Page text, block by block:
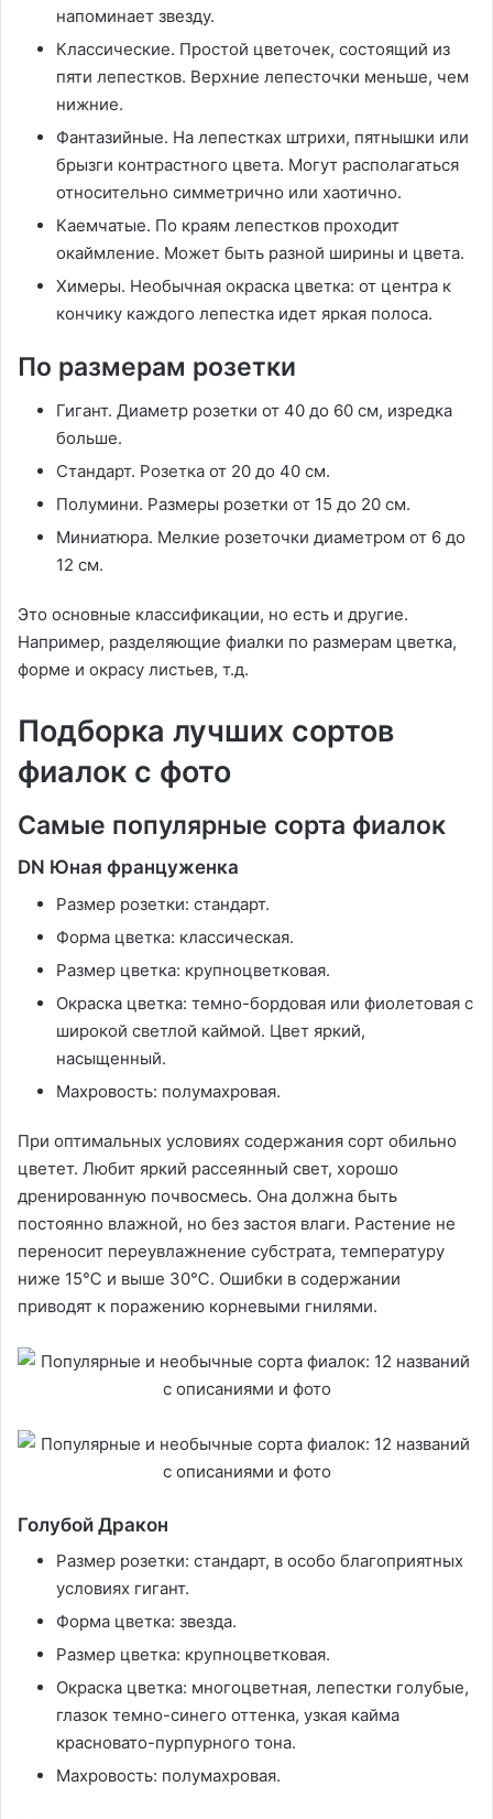
напоминает звезду.
Классические. Простой цветочек, состоящий из
пяти лепестков. Верхние лепесточки меньше, чем
нижние.
Фантазийные. На лепестках штрихи, пятнышки или
брызги контрастного цвета. Могут располагаться
относительно симметрично или хаотично.
Каемчатые. По краям лепестков проходит
окаймление. Может быть разной ширины и цвета.
Химеры. Необычная окраска цветка: от центра к
кончику каждого лепестка идет яркая полоса.
По размерам розетки
Гигант. Диаметр розетки от 40 до 60 см, изредка
больше.
Стандарт. Розетка от 20 до 40 см.
Полумини. Размеры розетки от 15 до 20 см.
Миниатюра. Мелкие розеточки диаметром от 6 до
12 см.
Это основные классификации, но есть и другие.
Например, разделяющие фиалки по размерам цветка,
форме и окрасу листьев, т.д.
Подборка лучших сортов
фиалок с фото
Самые популярные сорта фиалок
DN Юная француженка
Размер розетки: стандарт.
Форма цветка: классическая.
Размер цветка: крупноцветковая.
Окраска цветка: темно-бордовая или фиолетовая с
широкой светлой каймой. Цвет яркий,
насыщенный.
Махровость: полумахровая.
При оптимальных условиях содержания сорт обильно
цветет. Любит яркий рассеянный свет, хорошо
дренированную почвосмесь. Она должна быть
постоянно влажной, но без застоя влаги. Растение не
переносит переувлажнение субстрата, температуру
ниже 15℃ и выше 30℃. Ошибки в содержании
приводят к поражению корневыми гнилями.
Голубой Дракон
Размер розетки: стандарт, в особо благоприятных
условиях гигант.
Форма цветка: звезда.
Размер цветка: крупноцветковая.
Окраска цветка: многоцветная, лепестки голубые,
глазок темно-синего оттенка, узкая кайма
красновато-пурпурного тона.
Махровость: полумахровая.